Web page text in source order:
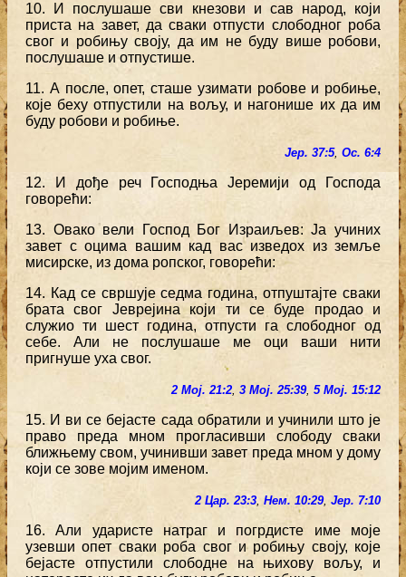
10. И послушаше сви кнезови и сав народ, који
приста на завет, да сваки отпусти слободног роба
свог и робињу своју, да им не буду више робови,
послушаше и отпустише.
11. А после, опет, сташе узимати робове и робиње,
које беху отпустили на вољу, и нагонише их да им
буду робови и робиње.
Јер. 37:5, Ос. 6:4
12. И дође реч Господња Јеремији од Господа
говорећи:
13. Овако вели Господ Бог Израиљев: Ја учиних
завет с оцима вашим кад вас изведох из земље
мисирске, из дома ропског, говорећи:
14. Кад се свршује седма година, отпуштајте сваки
брата свог Јеврејина који ти се буде продао и
служио ти шест година, отпусти га слободног од
себе. Али не послушаше ме оци ваши нити
пригнуше уха свог.
2 Мој. 21:2, 3 Мој. 25:39, 5 Мој. 15:12
15. И ви се бејасте сада обратили и учинили што је
право преда мном прогласивши слободу сваки
ближњему свом, учинивши завет преда мном у дому
који се зове мојим именом.
2 Цар. 23:3, Нем. 10:29, Јер. 7:10
16. Али ударисте натраг и погрдисте име моје
узевши опет сваки роба свог и робињу своју, које
бејасте отпустили слободне на њихову вољу, и